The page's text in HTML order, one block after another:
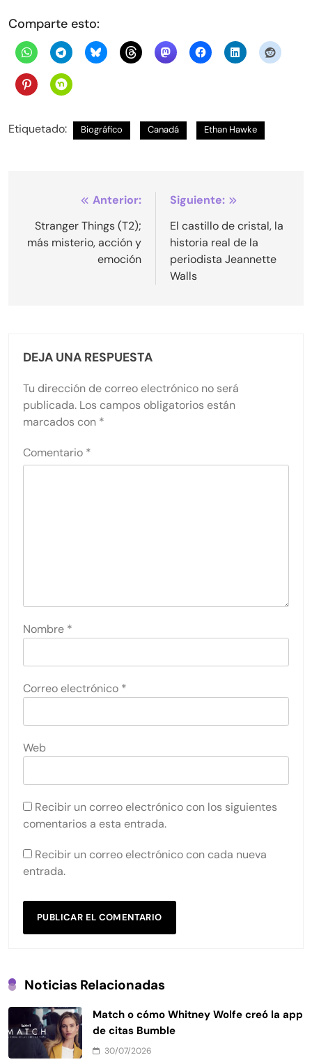
Comparte esto:
Etiquetado: Biográfico Canadá Ethan Hawke
Navegación
de
entradas
Anterior:
Stranger Things (T2);
más misterio, acción y
emoción
Siguiente:
El castillo de cristal, la
historia real de la
periodista Jeannette
Walls
DEJA UNA RESPUESTA
Tu dirección de correo electrónico no será
publicada. Los campos obligatorios están
marcados con *
Comentario *
Nombre *
Correo electrónico *
Web
Recibir un correo electrónico con los siguientes
comentarios a esta entrada.
Recibir un correo electrónico con cada nueva
entrada.
Noticias Relacionadas
Match o cómo Whitney Wolfe creó la app
de citas Bumble
30/07/2026